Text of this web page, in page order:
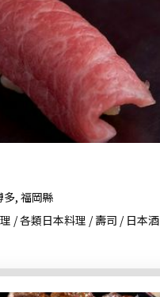
, 福岡縣
/ 各類日本料理 / 壽司 / 日本酒